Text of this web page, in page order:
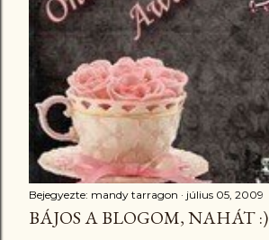
Bejegyezte: mandy tarragon július 05, 2009
BÁJOS A BLOGOM, NAHÁT :)